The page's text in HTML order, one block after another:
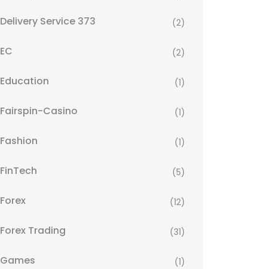
Delivery Service 373 (2)
EC (2)
Education (1)
Fairspin-Casino (1)
Fashion (1)
FinTech (5)
Forex (12)
Forex Trading (31)
Games (1)